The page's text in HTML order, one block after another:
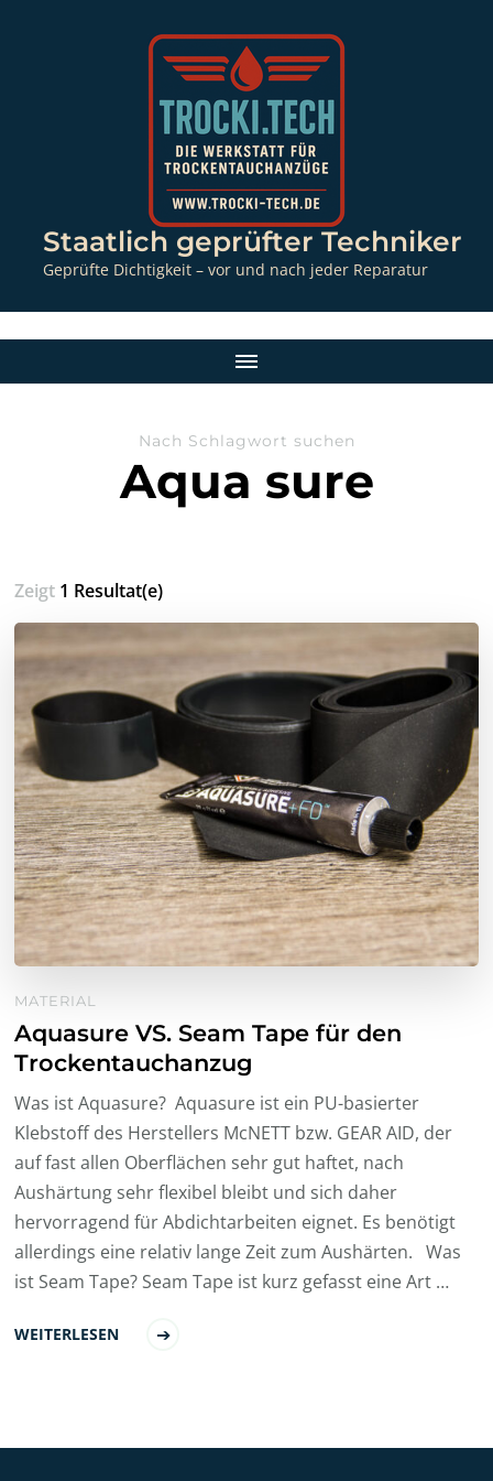
Staatlich geprüfter Techniker
Geprüfte Dichtigkeit – vor und nach jeder Reparatur
Nach Schlagwort suchen
Aqua sure
Zeigt 1 Resultat(e)
MATERIAL
Aquasure VS. Seam Tape für den
Trockentauchanzug
Was ist Aquasure? Aquasure ist ein PU-basierter
Klebstoff des Herstellers McNETT bzw. GEAR AID, der
auf fast allen Oberflächen sehr gut haftet, nach
Aushärtung sehr flexibel bleibt und sich daher
hervorragend für Abdichtarbeiten eignet. Es benötigt
allerdings eine relativ lange Zeit zum Aushärten. Was
ist Seam Tape? Seam Tape ist kurz gefasst eine Art …
WEITERLESEN